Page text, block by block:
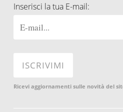
Inserisci la tua E-mail:
Ricevi aggiornamenti sulle novità del